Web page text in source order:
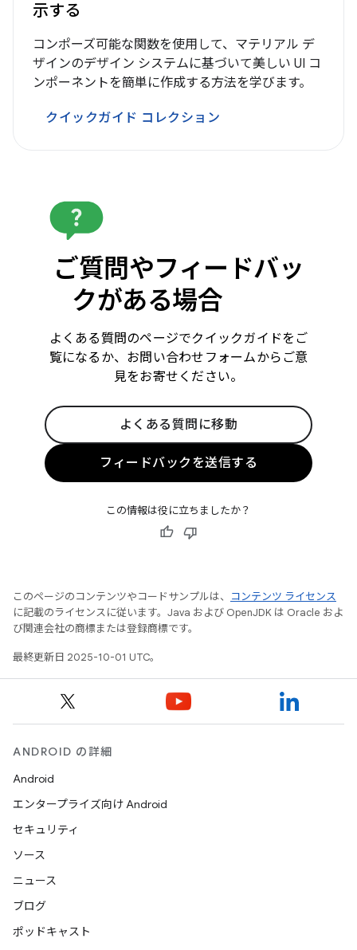
示する
コンポーズ可能な関数を使用して、マテリアル デ
ザインのデザイン システムに基づいて美しい UI コ
ンポーネントを簡単に作成する方法を学びます。
クイックガイド コレクション
ご質問やフィードバッ
クがある場合
よくある質問のページでクイックガイドをご
覧になるか、お問い合わせフォームからご意
見をお寄せください。
よくある質問に移動
フィードバックを送信する
この情報は役に立ちましたか？
このページのコンテンツやコードサンプルは、
コンテンツ ライセンス
に記載のライセンスに従います。Java および OpenJDK は Oracle およ
び関連会社の商標または登録商標です。
最終更新日 2025-10-01 UTC。
ANDROID の詳細
Android
エンタープライズ向け Android
セキュリティ
ソース
ニュース
ブログ
ポッドキャスト